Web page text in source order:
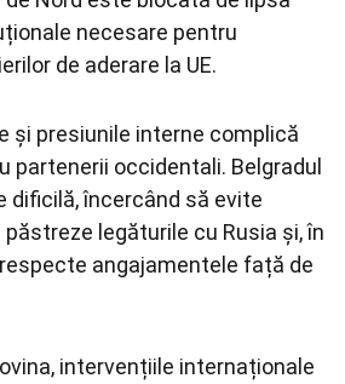
necesare pentru
de aderare la UE.
și presiunile interne complică
partenerii occidentali. Belgradul
dificilă, încercând să evite
legăturile cu Rusia și, în
angajamentele față de
intervențiile internaționale